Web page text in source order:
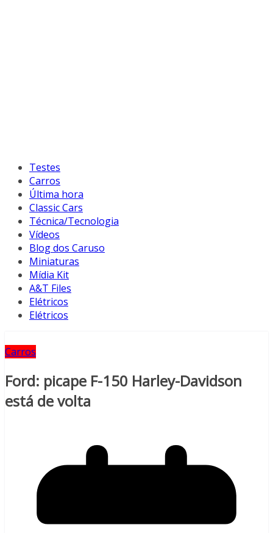
Testes
Carros
Última hora
Classic Cars
Técnica/Tecnologia
Vídeos
Blog dos Caruso
Miniaturas
Mídia Kit
A&T Files
Elétricos
Elétricos
Carros
Ford: picape F-150 Harley-Davidson
está de volta